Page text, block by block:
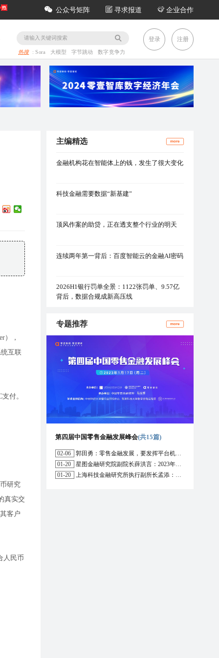
公众号矩阵 寻求报道 企业合作
热搜 :Sora 大模型 字节跳动 数字竞争力
登录 注册
），
互联
付。
研究
真实交
客户
人民币
主编精选 more
金融机构花在智能体上的钱，发生了很大变化
科技金融需要数据“新基建”
顶风作案的助贷，正在透支整个行业的明天
连续两年第一背后：百度智能云的金融AI密码
2026H1银行罚单全景：1122张罚单、9.57亿
背后，数据合规成新高压线
专题推荐 more
第四届中国零售金融发展峰会(共15篇)
02-06
郭田勇：零售金融发展，要发挥平台机构的作用
01-20
星图金融研究院副院长薛洪言：2023年消费信贷或迎来新起点
01-20
上海科技金融研究所执行副所长孟添：开放银行与嵌入式金融为数字普惠金融带来更大发展空间